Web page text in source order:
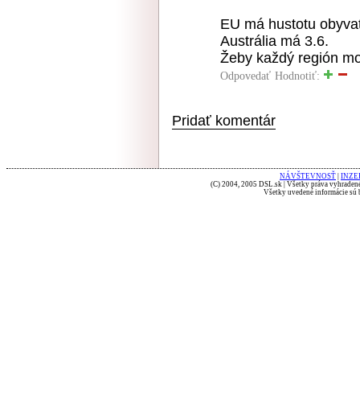
EU má hustotu
Austrália má 3.6.
Žeby každý región
Odpovedať Hodnotiť:
Pridať komentár
NÁVŠTEVNOSŤ
(C) 2004, 2005 DSL.sk | Všetky práva
Všetky uvedené informácie sú